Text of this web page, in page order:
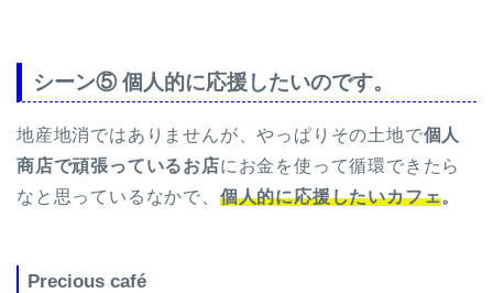
シーン⑤ 個人的に応援したいのです。
地産地消ではありませんが、やっぱりその土地で個人
商店で頑張っているお店にお金を使って循環できたら
なと思っているなかで、 個人的に応援したいカフェ。
Precious café